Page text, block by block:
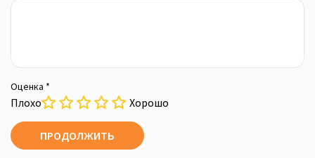
Оценка *
Плохо Хорошо
ПРОДОЛЖИТЬ